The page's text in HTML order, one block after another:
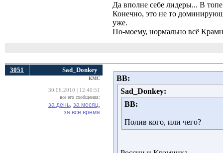
Да вполне себе лидеры... В
Конечно, это не то
уже.
По-моему, нормально всё
3051 Sad_Donkey
КМС
30.06.2010 | 12:40:51
все его сообщения:
за день, за месяц,
за все время
ВВ:
Sad_Donkey:
ВВ:
Полив кого, или чего?